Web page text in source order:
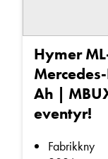
Kroken
Kroken Bodø
Kroken
Kampanje
Hymer
Ah |
eventyr!
Fabrikkny